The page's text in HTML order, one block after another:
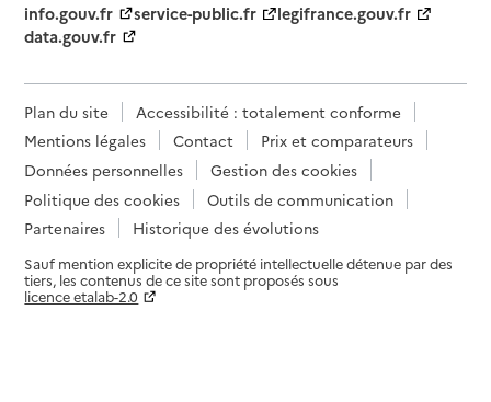
info.gouv.fr
service-public.fr
legifrance.gouv.fr
data.gouv.fr
Plan du site
Accessibilité : totalement conforme
Mentions légales
Contact
Prix et comparateurs
Données personnelles
Gestion des cookies
Politique des cookies
Outils de communication
Partenaires
Historique des évolutions
Sauf mention explicite de propriété intellectuelle détenue par des
tiers, les contenus de ce site sont proposés sous
licence etalab-2.0